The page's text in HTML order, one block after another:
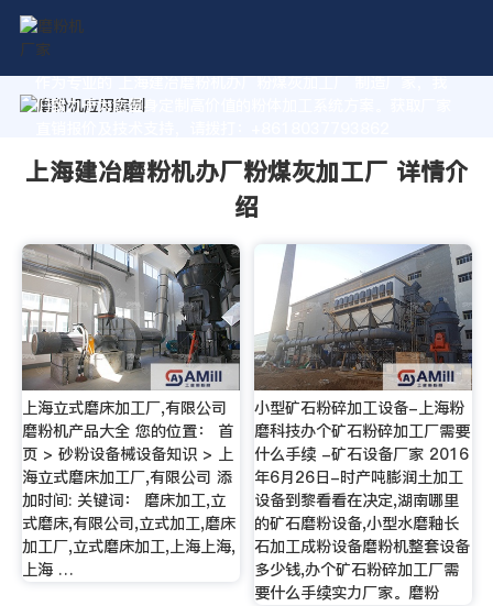
作为专业的 上海建冶磨粉机办厂粉煤灰加工厂 制造厂家，我
们致力于为您量身定制高价值的粉体加工系统方案。获取厂家
上海建冶磨粉机办厂粉煤灰加工厂 详情介
绍
上海立式磨床加工厂,有限公司
磨粉机产品大全 您的位置： 首
页 > 砂粉设备械设备知识 > 上
海立式磨床加工厂,有限公司 添
加时间: 关键词： 磨床加工,立
式磨床,有限公司,立式加工,磨床
加工厂,立式磨床加工,上海上海,
上海 …
小型矿石粉碎加工设备-上海粉
磨科技办个矿石粉碎加工厂需要
什么手续 -矿石设备厂家 2016
年6月26日-时产吨膨润土加工
设备到黎看看在决定,湖南哪里
的矿石磨粉设备,小型水磨釉长
石加工成粉设备磨粉机整套设备
多少钱,办个矿石粉碎加工厂需
要什么手续实力厂家。磨粉